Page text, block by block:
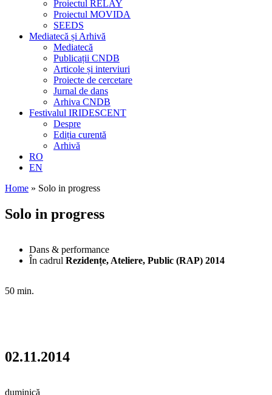
Proiectul RELAY
Proiectul MOVIDA
SEEDS
Mediatecă și Arhivă
Mediatecă
Publicații CNDB
Articole și interviuri
Proiecte de cercetare
Jurnal de dans
Arhiva CNDB
Festivalul IRIDESCENT
Despre
Ediția curentă
Arhivă
RO
EN
Home » Solo in progress
Solo in progress
Dans & performance
În cadrul Rezidențe, Ateliere, Public (RAP) 2014
50 min.
02.11.2014
duminică